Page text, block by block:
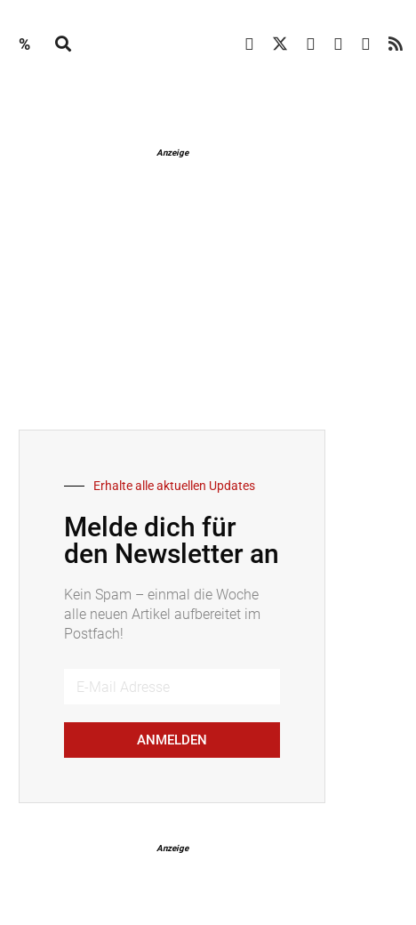
%
Anzeige
Erhalte alle aktuellen Updates
Melde dich für
den Newsletter an
Kein Spam – einmal die Woche
alle neuen Artikel aufbereitet im
Postfach!
ANMELDEN
Anzeige